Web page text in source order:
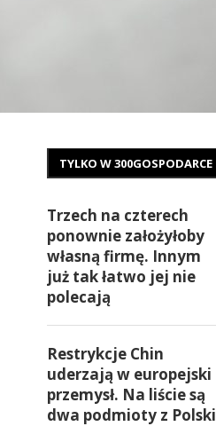
TYLKO W 300GOSPODARCE
Trzech na czterech
ponownie założyłoby
własną firmę. Innym
już tak łatwo jej nie
polecają
Restrykcje Chin
uderzają w europejski
przemysł. Na liście są
dwa podmioty z Polski